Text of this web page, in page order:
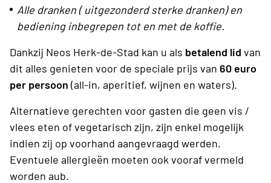
Alle dranken ( uitgezonderd sterke dranken) en
bediening inbegrepen tot en met de koffie.
Dankzij Neos Herk-de-Stad kan u als betalend lid van
dit alles genieten voor de speciale prijs van 60 euro
per persoon (all-in, aperitief, wijnen en waters).
Alternatieve gerechten voor gasten die geen vis /
vlees eten of vegetarisch zijn, zijn enkel mogelijk
indien zij op voorhand aangevraagd werden.
Eventuele allergieën moeten ook vooraf vermeld
worden aub.